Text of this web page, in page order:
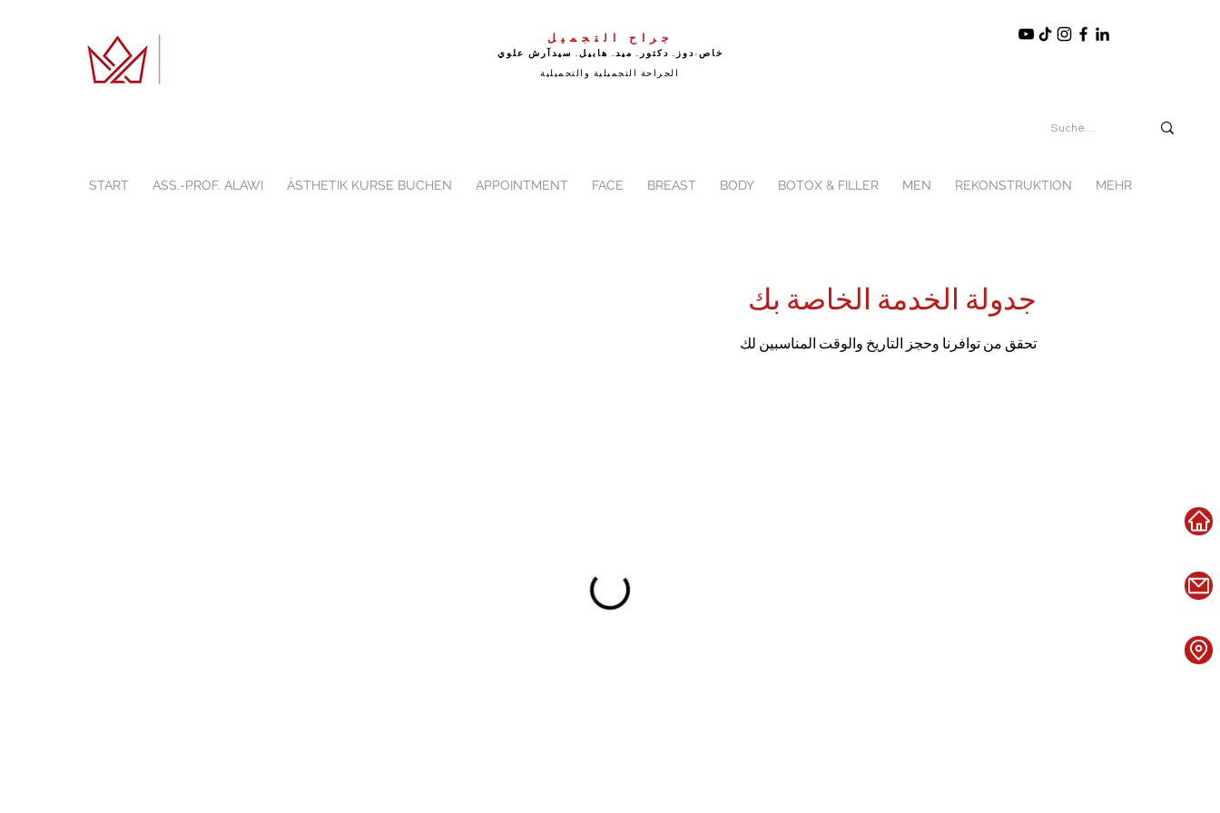
جراح التجميل
خاص-دوز. دكتور. ميد. هابيل. سيد آرش علوي
الجراحة التجميلية والتجميلية
START ASS.-PROF. ALAWI ÄSTHETIK KURSE BUCHEN APPOINTMENT FACE BREAST BODY BOTOX & FILLER MEN REKONSTRUKTION MEHR
جدولة الخدمة الخاصة بك
تحقق من توافرنا وحجز التاريخ والوقت المناسبين لك